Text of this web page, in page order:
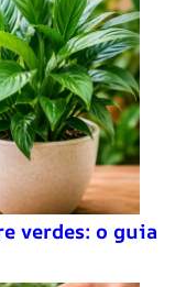
verdes: o guia